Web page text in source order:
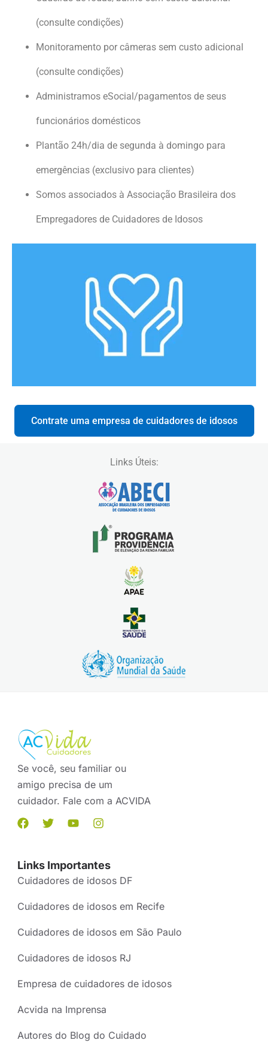
(consulte condições)
Monitoramento por câmeras sem custo adicional
(consulte condições)
Administramos eSocial/pagamentos de seus
funcionários domésticos
Plantão 24h/dia de segunda à domingo para
emergências (exclusivo para clientes)
Somos associados à Associação Brasileira dos
Empregadores de Cuidadores de Idosos
Contrate uma empresa de cuidadores de idosos
Links Úteis:
Se você, seu familiar ou
amigo precisa de um
cuidador. Fale com a ACVIDA
Links Importantes
Cuidadores de idosos DF
Cuidadores de idosos em Recife
Cuidadores de idosos em São Paulo
Cuidadores de idosos RJ
Empresa de cuidadores de idosos
Acvida na Imprensa
Autores do Blog do Cuidado